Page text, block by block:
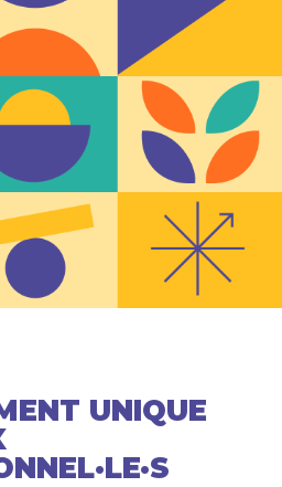
UNIQUE